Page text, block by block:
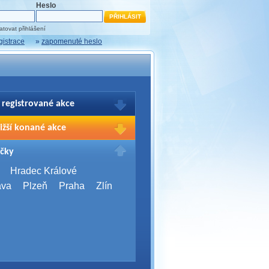
Heslo
přihlášení
» zapomenuté heslo
registrované akce
Vašich registrací na akce
přihlašte.
konané akce
2026
Brno
Server Bootcamp 2026
Hradec Králové
Plzeň Praha Zlín